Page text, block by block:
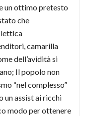
un ottimo pretesto
che
camarilla
dell’avidità si
Il popolo non
“nel complesso”
un assist ai ricchi
modo per ottenere